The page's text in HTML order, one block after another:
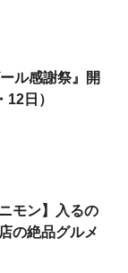
ル感謝祭』開
日）
モン】入るの
の絶品グルメ